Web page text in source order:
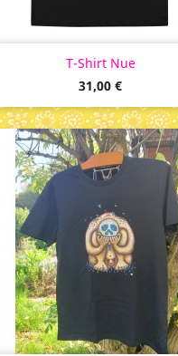
T-Shirt Nue
Prix
31,00 €